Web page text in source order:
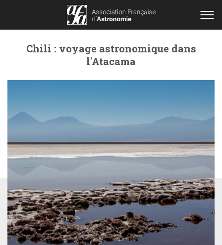
Chili : voyage astronomique dans
l'Atacama